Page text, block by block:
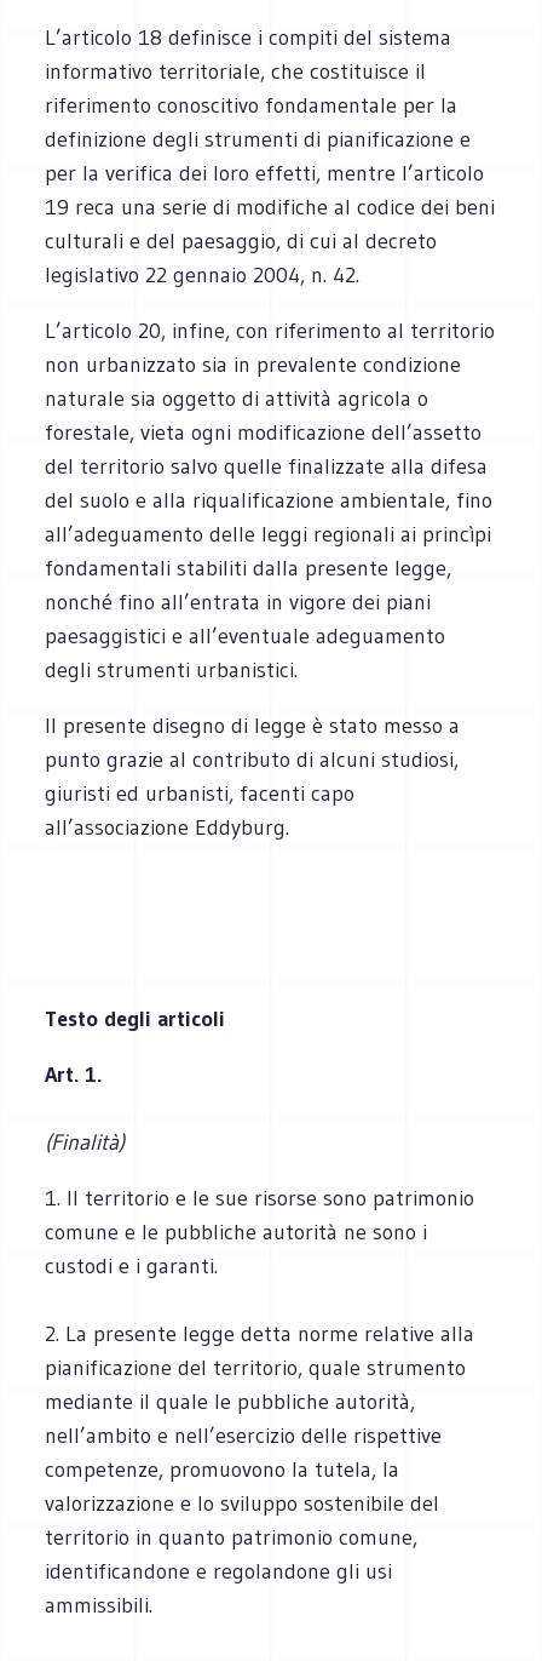
L’articolo 18 definisce i compiti del sistema
informativo territoriale, che costituisce il
riferimento conoscitivo fondamentale per la
definizione degli strumenti di pianificazione e
per la verifica dei loro effetti, mentre l’articolo
19 reca una serie di modifiche al codice dei beni
culturali e del paesaggio, di cui al decreto
legislativo 22 gennaio 2004, n. 42.
L’articolo 20, infine, con riferimento al territorio
non urbanizzato sia in prevalente condizione
naturale sia oggetto di attività agricola o
forestale, vieta ogni modificazione dell’assetto
del territorio salvo quelle finalizzate alla difesa
del suolo e alla riqualificazione ambientale, fino
all’adeguamento delle leggi regionali ai princìpi
fondamentali stabiliti dalla presente legge,
nonché fino all’entrata in vigore dei piani
paesaggistici e all’eventuale adeguamento
degli strumenti urbanistici.
Il presente disegno di legge è stato messo a
punto grazie al contributo di alcuni studiosi,
giuristi ed urbanisti, facenti capo
all’associazione Eddyburg.
Testo degli articoli
Art. 1.
(Finalità)
1. Il territorio e le sue risorse sono patrimonio
comune e le pubbliche autorità ne sono i
custodi e i garanti.
2. La presente legge detta norme relative alla
pianificazione del territorio, quale strumento
mediante il quale le pubbliche autorità,
nell’ambito e nell’esercizio delle rispettive
competenze, promuovono la tutela, la
valorizzazione e lo sviluppo sostenibile del
territorio in quanto patrimonio comune,
identificandone e regolandone gli usi
ammissibili.